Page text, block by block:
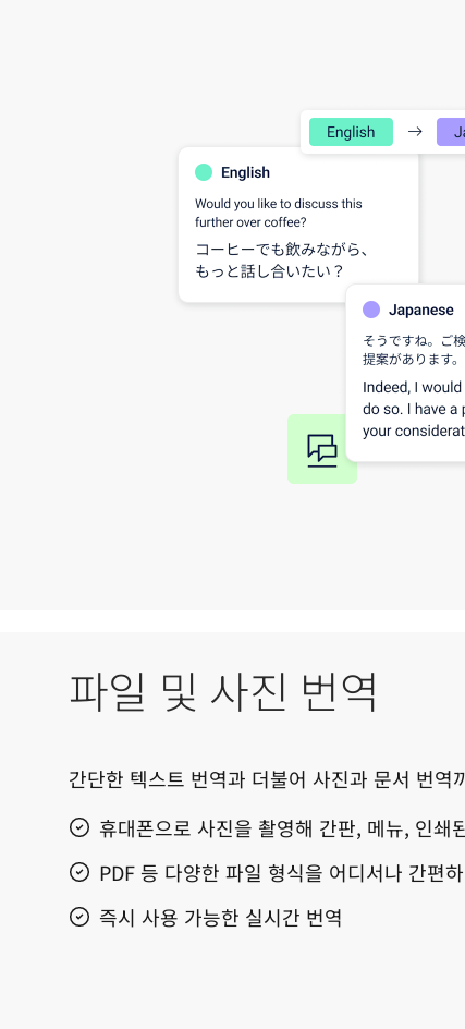
파일 및 사진 번역
간단한 텍스트 번역과 더불어 사진과 문서 번역
휴대폰으로 사진을 촬영해 간판, 메뉴, 인쇄
PDF 등 다양한 파일 형식을 어디서나 간편
즉시 사용 가능한 실시간 번역